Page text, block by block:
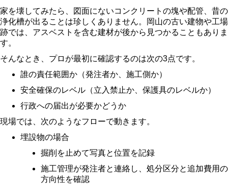
家を壊してみたら、図面にないコンクリートの塊や配管、昔の
浄化槽が出ることは珍しくありません。岡山の古い建物や工場
跡では、アスベストを含む建材が後から見つかることもありま
す。
そんなとき、プロが最初に確認するのは次の3点です。
誰の責任範囲か（発注者か、施工側か）
安全確保のレベル（立入禁止か、保護具のレベルか）
行政への届出が必要かどうか
現場では、次のようなフローで動きます。
埋設物の場合
掘削を止めて写真と位置を記録
施工管理が発注者と連絡し、処分区分と追加費用の
方向性を確認